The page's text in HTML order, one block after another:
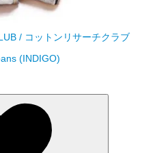
/ コットンリサーチクラブ
(INDIGO)